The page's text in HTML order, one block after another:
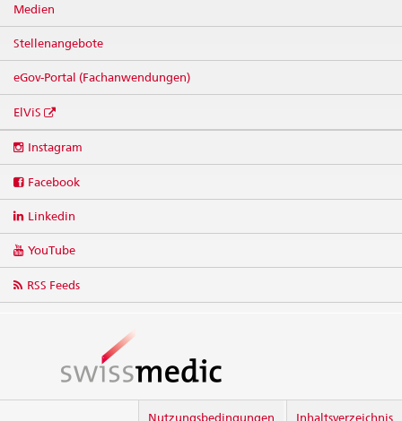
Medien
Stellenangebote
eGov-Portal (Fachanwendungen)
ElViS
media
Instagram
Facebook
Linkedin
YouTube
RSS Feeds
Nutzungsbedingungen Inhaltsverzeichnis